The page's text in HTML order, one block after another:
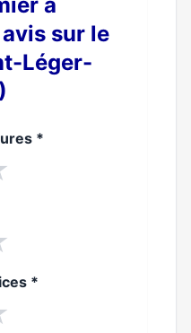
sur le
Léger-
*
*